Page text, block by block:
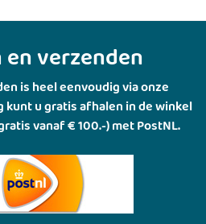
verzenden
is heel eenvoudig via onze
u gratis afhalen in de winkel
vanaf € 100.-) met PostNL.